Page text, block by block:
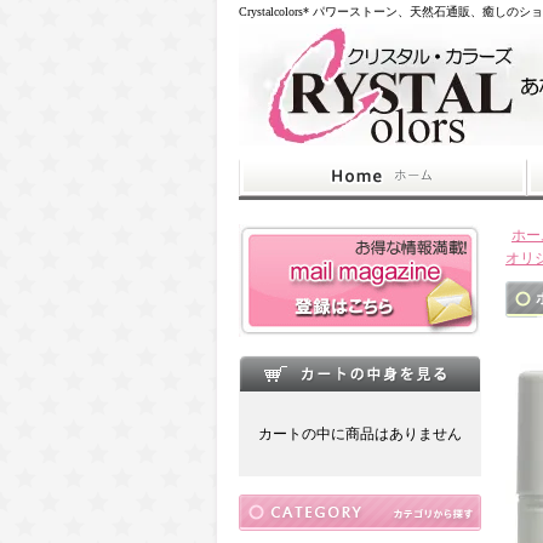
Crystalcolors* パワーストーン、天然石通販、癒しのシ
カートの中に商品はありません
ホ
オリ